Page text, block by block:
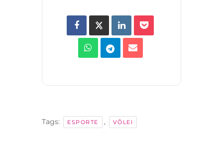
Tags: ESPORTE , VÔLEI